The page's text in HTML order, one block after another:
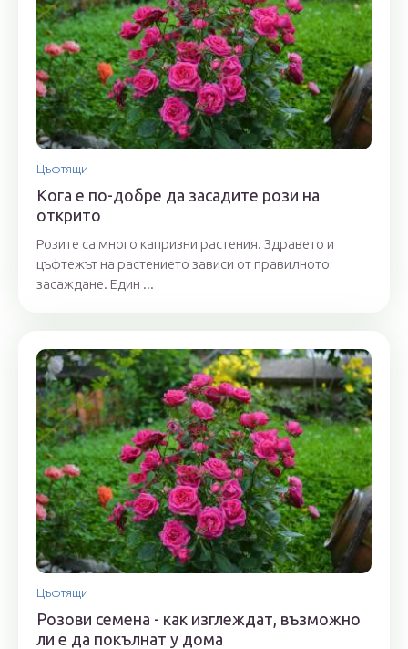
Цъфтящи
Кога е по-добре да засадите рози на
открито
Розите са много капризни растения. Здравето и
цъфтежът на растението зависи от правилното
засаждане. Един ...
Цъфтящи
Розови семена - как изглеждат, възможно
ли е да покълнат у дома